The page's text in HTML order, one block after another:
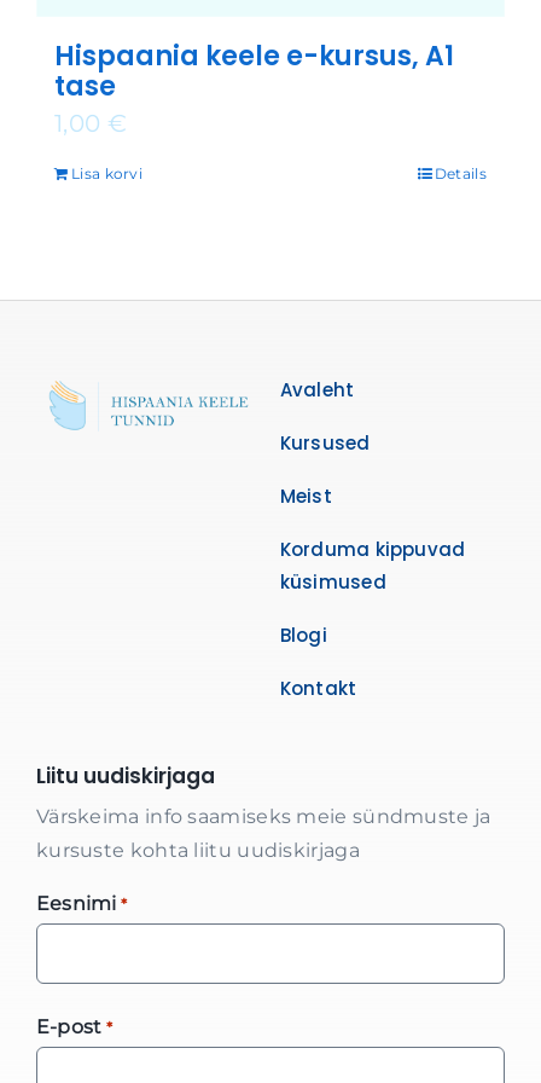
Hispaania keele e-kursus, A1
tase
1,00 €
Lisa korvi Details
Avaleht
Kursused
Meist
Korduma kippuvad
küsimused
Blogi
Kontakt
Liitu uudiskirjaga
Värskeima info saamiseks meie sündmuste ja
kursuste kohta liitu uudiskirjaga
Eesnimi *
E-post *